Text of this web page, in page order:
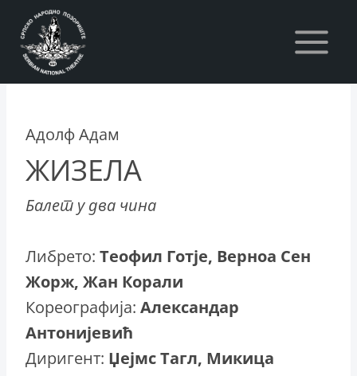
content
Адолф Адам
ЖИЗЕЛА
Балет у два чина
Либрето: Теофил Готје, Верноа Сен
Жорж, Жан Корали
Кореографија: Александар
Антонијевић
Диригент: Џејмс Тагл, Микица